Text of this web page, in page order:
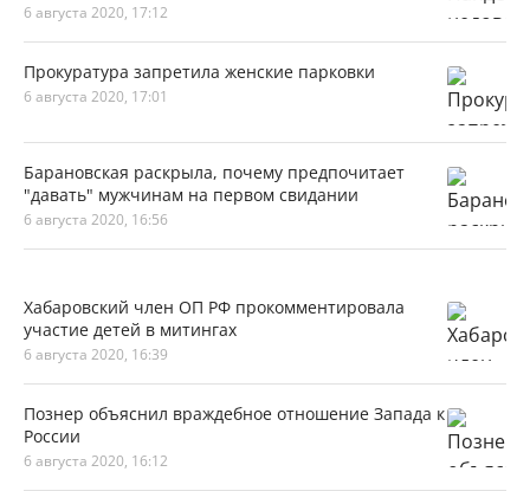
6 августа 2020, 17:12
Прокуратура запретила женские парковки
6 августа 2020, 17:01
Барановская раскрыла, почему предпочитает
"давать" мужчинам на первом свидании
6 августа 2020, 16:56
Хабаровский член ОП РФ прокомментировала
участие детей в митингах
6 августа 2020, 16:39
Познер объяснил враждебное отношение Запада к
России
6 августа 2020, 16:12